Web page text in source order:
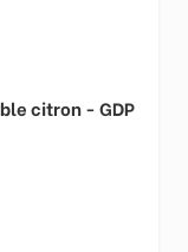
citron - GDP